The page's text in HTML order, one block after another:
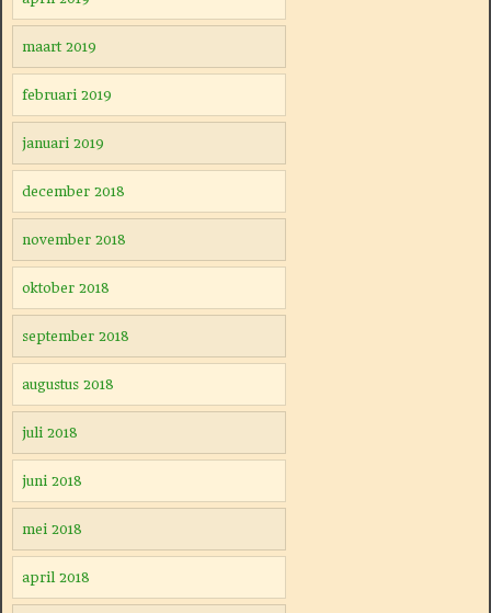
maart 2019
februari 2019
januari 2019
december 2018
november 2018
oktober 2018
september 2018
augustus 2018
juli 2018
juni 2018
mei 2018
april 2018